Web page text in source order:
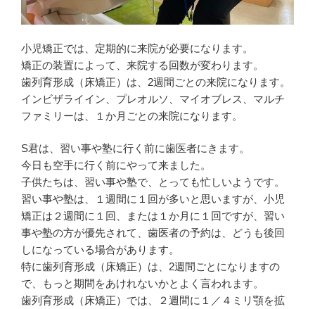
ウ
で
開
ま
す
)
小児矯正では、定期的に来院が必要になります。
矯正の装置によって、来院する回数が変わります。
歯列育形成（床矯正）は、2週間ごとの来院になります。
インビザライイン、プレオルソ、マイオブレス、マルチ
ファミリーは、１か月ごとの来院になります。
S君は、習い事や塾に行く前に歯医者にきます。
今日も空手に行く前にやって来ました。
子供たちは、習い事や塾で、とっても忙しいようです。
習い事や塾は、１週間に１回が多いと思いますが、小児
矯正は２週間に１回、または１か月に１回ですが、習い
事や塾の方が優先されて、歯医者の予約は、どうも後回
しになっている場合があります。
特に歯列育形成（床矯正）は、2週間ごとになりますの
で、もっと期間をあけれないかとよく言われます。
歯列育形成（床矯正）では、２週間に１／４ミリ顎を拡